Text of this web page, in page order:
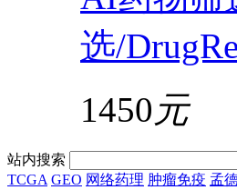
选/
1450 元
站内搜索
TCGA GEO 网络药理 肿瘤免疫 孟